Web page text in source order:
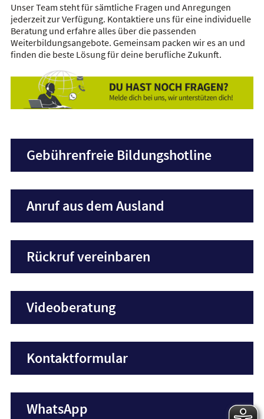
Unser Team steht für sämtliche Fragen und Anregungen
jederzeit zur Verfügung. Kontaktiere uns für eine individuelle
Beratung und erfahre alles über die passenden
Weiterbildungsangebote. Gemeinsam packen wir es an und
finden die beste Lösung für deine berufliche Zukunft.
Gebührenfreie Bildungshotline
Anruf aus dem Ausland
Rückruf vereinbaren
Videoberatung
Kontaktformular
WhatsApp